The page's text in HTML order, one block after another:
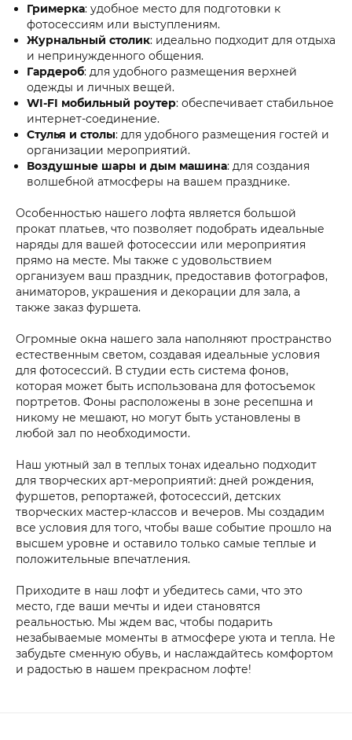
Гримерка: удобное место для подготовки к
фотосессиям или выступлениям.
Журнальный столик: идеально подходит для отдыха
и непринужденного общения.
Гардероб: для удобного размещения верхней
одежды и личных вещей.
WI-FI мобильный роутер: обеспечивает стабильное
интернет-соединение.
Стулья и столы: для удобного размещения гостей и
организации мероприятий.
Воздушные шары и дым машина: для создания
волшебной атмосферы на вашем празднике.
Особенностью нашего лофта является большой
прокат платьев, что позволяет подобрать идеальные
наряды для вашей фотосессии или мероприятия
прямо на месте. Мы также с удовольствием
организуем ваш праздник, предоставив фотографов,
аниматоров, украшения и декорации для зала, а
также заказ фуршета.
Огромные окна нашего зала наполняют пространство
естественным светом, создавая идеальные условия
для фотосессий. В студии есть система фонов,
которая может быть использована для фотосъемок
портретов. Фоны расположены в зоне ресепшна и
никому не мешают, но могут быть установлены в
любой зал по необходимости.
Наш уютный зал в теплых тонах идеально подходит
для творческих арт-мероприятий: дней рождения,
фуршетов, репортажей, фотосессий, детских
творческих мастер-классов и вечеров. Мы создадим
все условия для того, чтобы ваше событие прошло на
высшем уровне и оставило только самые теплые и
положительные впечатления.
Приходите в наш лофт и убедитесь сами, что это
место, где ваши мечты и идеи становятся
реальностью. Мы ждем вас, чтобы подарить
незабываемые моменты в атмосфере уюта и тепла. Не
забудьте сменную обувь, и наслаждайтесь комфортом
и радостью в нашем прекрасном лофте!